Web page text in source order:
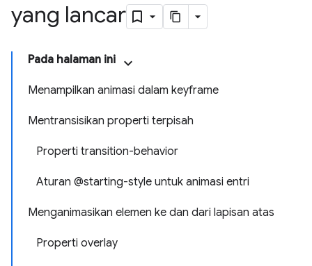
yang lancar
Pada halaman ini
Menampilkan animasi dalam keyframe
Mentransisikan properti terpisah
Properti transition-behavior
Aturan @starting-style untuk animasi entri
Menganimasikan elemen ke dan dari lapisan atas
Properti overlay